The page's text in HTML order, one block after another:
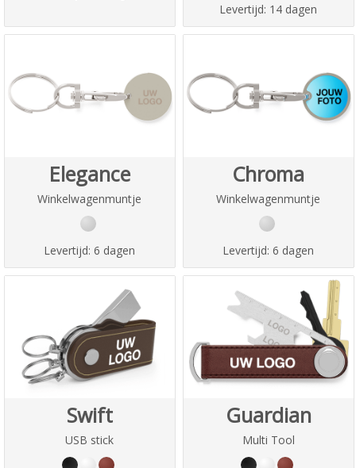
Levertijd: 14 dagen
Elegance
Winkelwagenmuntje
Levertijd: 6 dagen
Chroma
Winkelwagenmuntje
Levertijd: 6 dagen
Swift
USB stick
Guardian
Multi Tool